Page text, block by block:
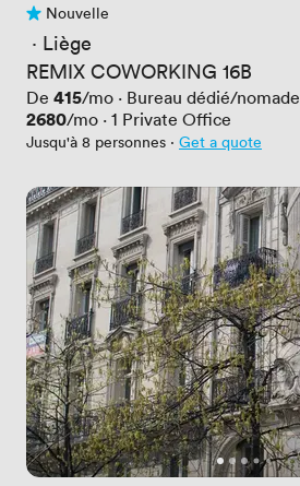
Pas encore d'avis
Nouvelle
· Liège
REMIX COWORKING 16B
De Prix
415/mo · Bureau dédié/nomade
Prix
2680/mo · 1 Private Office
Jusqu'à 8 personnes · Get a quote